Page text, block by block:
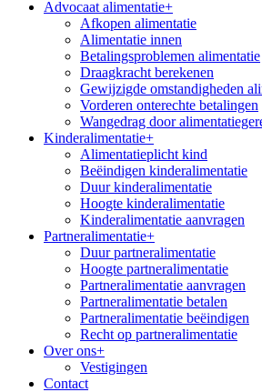
Advocaat alimentatie+
Afkopen alimentatie
Alimentatie innen
Betalingsproblemen alimentatie
Draagkracht berekenen
Gewijzigde omstandigheden
Vorderen onterechte betalingen
Wangedrag door
Kinderalimentatie+
Alimentatieplicht kind
Beëindigen kinderalimentatie
Duur kinderalimentatie
Hoogte kinderalimentatie
Kinderalimentatie aanvragen
Partneralimentatie+
Duur partneralimentatie
Hoogte partneralimentatie
Partneralimentatie aanvragen
Partneralimentatie betalen
Partneralimentatie beëindigen
Recht op partneralimentatie
Over ons+
Vestigingen
Contact